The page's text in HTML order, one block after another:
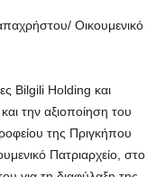
Οικουμενικό
Bilgili Holding και
την αξιοποίηση του
της Πριγκήπου
Πατριαρχείο, στο